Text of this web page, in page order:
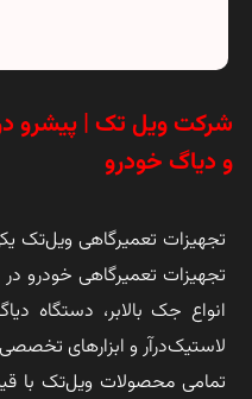
شرکت ویل تک | پیشرو
و دیاگ خودرو
تجهیزات تعمیرگاهی ویل‌تک
تجهیزات تعمیرگاهی خودرو
انواع جک بالابر، دستگاه
لاستیک‌درآر و ابزارهای
تمامی محصولات ویل‌تک با